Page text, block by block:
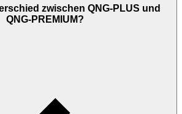
zwischen QNG-PLUS und
QNG-PREMIUM?